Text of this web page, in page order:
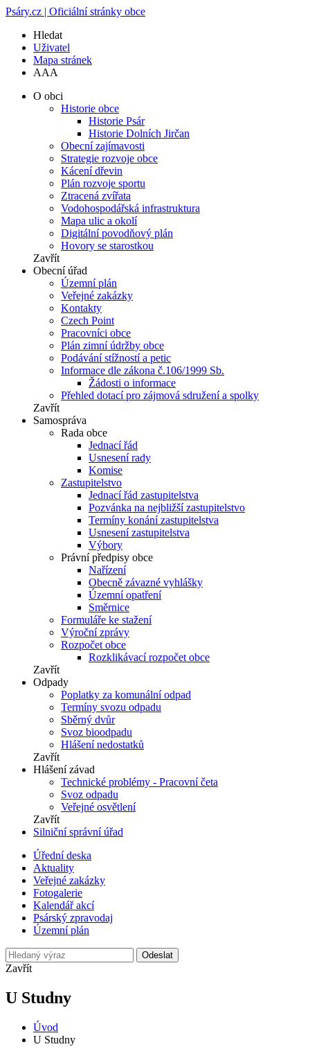
Psáry.cz | Oficiální stránky obce
Hledat
Uživatel
Mapa stránek
AAA
O obci
Historie obce
Historie Psár
Historie Dolních Jirčan
Obecní zajímavosti
Strategie rozvoje obce
Kácení dřevin
Plán rozvoje sportu
Ztracená zvířata
Vodohospodářská infrastruktura
Mapa ulic a okolí
Digitální povodňový plán
Hovory se starostkou
Zavřít
Obecní úřad
Územní plán
Veřejné zakázky
Kontakty
Czech Point
Pracovníci obce
Plán zimní údržby obce
Podávání stížností a petic
Informace dle zákona č.106/1999 Sb.
Žádosti o informace
Přehled dotací pro zájmová sdružení a spolky
Zavřít
Samospráva
Rada obce
Jednací řád
Usnesení rady
Komise
Zastupitelstvo
Jednací řád zastupitelstva
Pozvánka na nejbližší zastupitelstvo
Termíny konání zastupitelstva
Usnesení zastupitelstva
Výbory
Právní předpisy obce
Nařízení
Obecně závazné vyhlášky
Územní opatření
Směrnice
Formuláře ke stažení
Výroční zprávy
Rozpočet obce
Rozklikávací rozpočet obce
Zavřít
Odpady
Poplatky za komunální odpad
Termíny svozu odpadu
Sběrný dvůr
Svoz bioodpadu
Hlášení nedostatků
Zavřít
Hlášení závad
Technické problémy - Pracovní četa
Svoz odpadu
Veřejné osvětlení
Zavřít
Silniční správní úřad
Úřední deska
Aktuality
Veřejné zakázky
Fotogalerie
Kalendář akcí
Psárský zpravodaj
Územní plán
Odeslat
Zavřít
U Studny
Úvod
U Studny